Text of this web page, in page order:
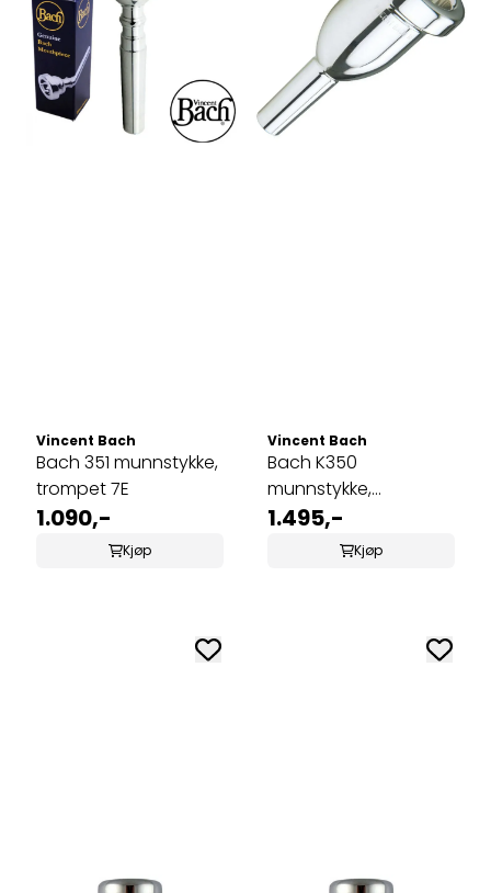
Vincent Bach
Bach 351 munnstykke,
trompet 7E
1.090,-
Kjøp
Vincent Bach
Bach K350
munnstykke,
trombone,
megatone, K350 6HAL
1.495,-
Kjøp